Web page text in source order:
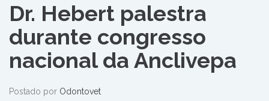
Dr. Hebert palestra
durante congresso
nacional da Anclivepa
Postado por Odontovet